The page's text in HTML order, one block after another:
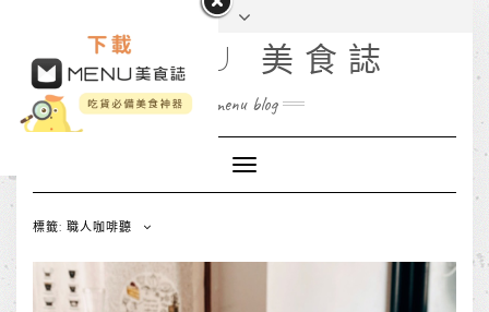
MENU 美食誌
menu blog
Toggle
Navigation
標籤: 職人咖啡聽